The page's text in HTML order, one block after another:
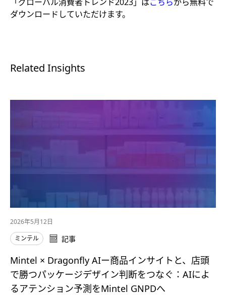
ダウンロードしていただけます。
Related Insights
2026年5月12日
ミンテル
記事
Mintel × Dragonfly AIー商品インサイトと、店頭
で勝つパッケージデザイン判断をつなぐ：AIによ
るアテンション予測をMintel GNPDへ